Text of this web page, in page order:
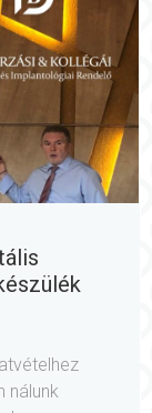
nálunk